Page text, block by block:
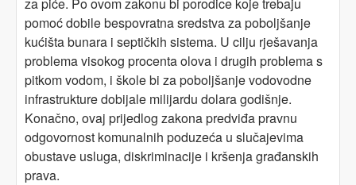
pomoć dobile bespovratna sredstva za poboljšanje
kućišta bunara i septičkih sistema. U cilju rješavanja
problema visokog procenta olova i drugih problema s
pitkom vodom, i škole bi za poboljšanje vodovodne
infrastrukture dobijale milijardu dolara godišnje.
Konačno, ovaj prijedlog zakona predviđa pravnu
odgovornost komunalnih poduzeća u slučajevima
obustave usluga, diskriminacije i kršenja građanskih
prava.